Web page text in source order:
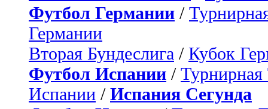
Футбол Германии /
Германии
Вторая Бундеслига / Кубок
Футбол Испании / Турнирная
Испании / Испания Сегунда